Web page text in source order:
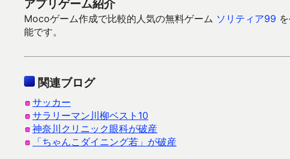
アプリゲーム紹介
Mocoゲーム作成で比較的人気の無料ゲーム ソリティア99
能です。
関連ブログ
サッカー
サラリーマン川柳ベスト10
神奈川クリニック眼科が破産
「ちゃんこダイニング若」が破産